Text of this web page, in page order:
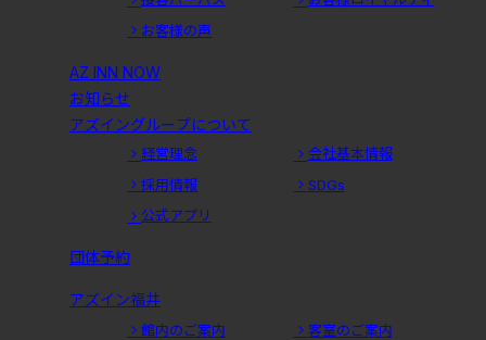
夏の風物詩
越前
アズイン東近江
お客様の声
AZ INN NOW
お知らせ
アズイングループについて
経営理念
会社基本情報
採用情報
SDGs
公式アプリ
団体予約
アズイン福井
館内のご案内
客室のご案内